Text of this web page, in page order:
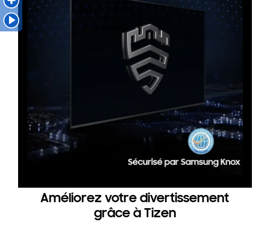
Améliorez votre divertissement
grâce à Tizen